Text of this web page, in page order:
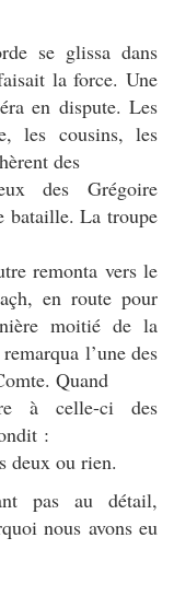
se glissa dans
la force. Une
en dispute. Les
les cousins, les
des
des Grégoire
bataille. La troupe
remonta vers le
en route pour
moitié de la
l’une des
Quand
à celle-ci des
:
deux ou rien.
pas au détail,
nous avons eu